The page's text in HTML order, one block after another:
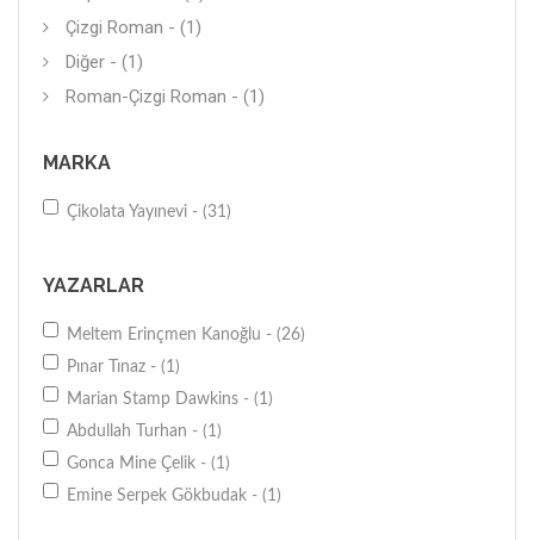
Çizgi Roman - (1)
Diğer - (1)
Roman-Çizgi Roman - (1)
MARKA
Çikolata Yayınevi - (31)
YAZARLAR
Meltem Erinçmen Kanoğlu - (26)
Pınar Tınaz - (1)
Marian Stamp Dawkins - (1)
Abdullah Turhan - (1)
Gonca Mine Çelik - (1)
Emine Serpek Gökbudak - (1)